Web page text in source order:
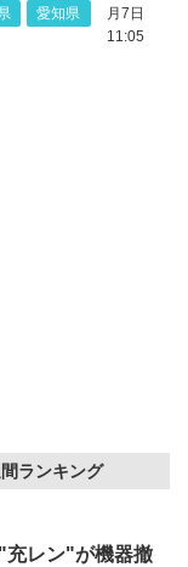
愛知県
月7日
11:05
ランキング
充レン"が機器撤